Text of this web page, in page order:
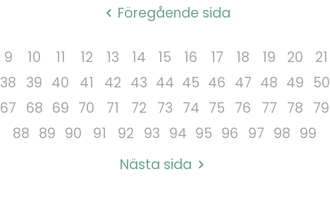
Föregående sida
9 10 11 12 13 14 15 16 17 18 19 20 21
38 39 40 41 42 43 44 45 46 47 48 49 50
67 68 69 70 71 72 73 74 75 76 77 78 79
88 89 90 91 92 93 94 95 96 97 98 99
Nästa sida